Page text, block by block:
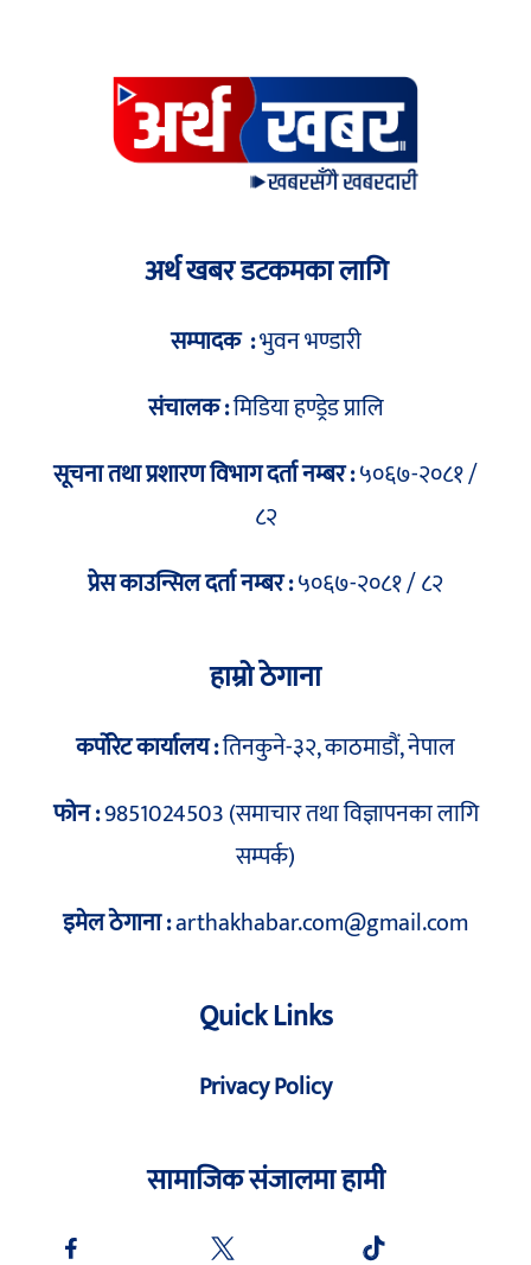
अर्थ खबर डटकमका लागि
सम्पादक :भुवन भण्डारी
संचालक :मिडिया हण्ड्रेड प्रालि
सूचना तथा प्रशारण विभाग दर्ता नम्बर :५०६७-२०८१ /
८२
प्रेस काउन्सिल दर्ता नम्बर :५०६७-२०८१ / ८२
हाम्रो ठेगाना
कर्पोरेट कार्यालय :तिनकुने-३२, काठमाडौं, नेपाल
फोन :9851024503 (समाचार तथा विज्ञापनका लागि
सम्पर्क)
इमेल ठेगाना :arthakhabar.com@gmail.com
Quick Links
Privacy Policy
सामाजिक संजालमा हामी